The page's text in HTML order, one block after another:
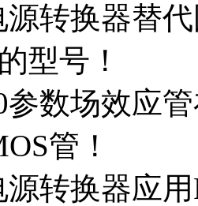
源转换器替
型号！
参数场效应
管！
源转换器应